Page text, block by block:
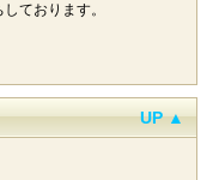
ております。
UP ▲